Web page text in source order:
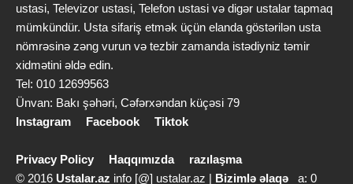
ustasi, Televizor ustasi, Telefon ustasi və digər ustalar tapmaq
mümkündür. Usta sifariş etmək üçün elanda göstərilən usta
nömrəsinə zəng vurun və tezbir zamanda istədiyniz təmir
xidmətini əldə edin.
Tel: 010 12699563
Ünvan: Bakı şəhəri, Cəfərxəndan küçəsi 79
Instagram
Facebook Tiktok
Privacy Policy Haqqımızda
razılaşma
© 2016 Ustalar.az info [@] ustalar.az | Bizimlə əlaqə a: 0